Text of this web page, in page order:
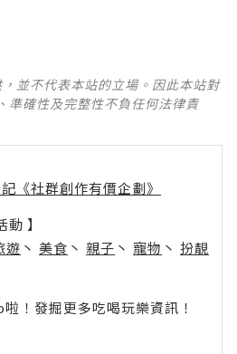
並不代表本站的立場。因此本站對
準確性及完整性不負任何法律責
《社群創作有價企劃》
】
遊 丶 美食 丶 親子 丶 寵物 丶 扮靚
！發掘更多吃喝玩樂資訊！